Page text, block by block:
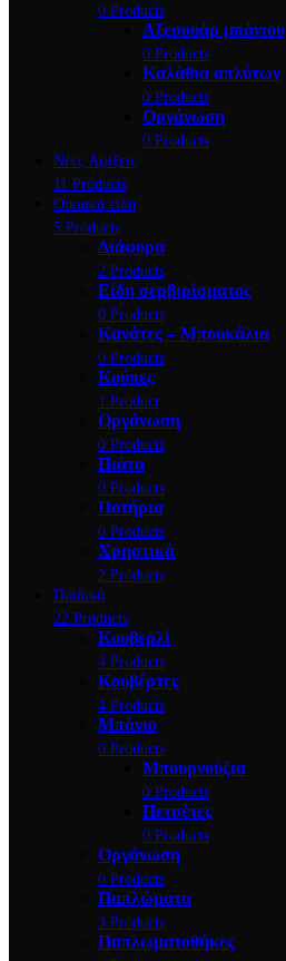
0 Products
Αξεσουάρ μπάνιου
0 Products
Καλάθια απλύτων
0 Products
Οργάνωση
0 Products
Νέες Αφίξεις
11 Products
Οικιακά είδη
5 Products
Διάφορα
2 Products
Είδη σερβιρίσματος
0 Products
Κανάτες – Μπουκάλια
0 Products
Κούπες
1 Product
Οργάνωση
0 Products
Πιάτα
0 Products
Ποτήρια
0 Products
Χρηστικά
2 Products
Παιδικά
22 Products
Κουβερλί
4 Products
Κουβέρτες
4 Products
Μπάνιο
0 Products
Μπουρνούζια
0 Products
Πετσέτες
0 Products
Οργάνωση
0 Products
Παπλώματα
3 Products
Παπλωματοθήκες